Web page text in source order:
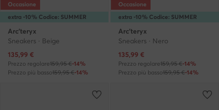
extra -10% Codice: SUMMER
Occasione
Arc'teryx
Sneakers · Beige
Prezzo attuale
135,99 €
Prezzo regolare159,95 €-14%
Prezzo più basso159,95 €-14%
extra -10% Codice: SUMMER
Occasione
Arc'teryx
Sneakers · Nero
Prezzo attuale
135,99 €
Prezzo regolare159,95 €-14%
Prezzo più basso159,95 €-14%